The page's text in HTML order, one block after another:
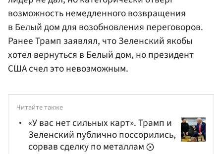
возможность немедленного возвращения
в Белый дом для возобновления переговоров.
Ранее Трамп заявлял, что Зеленский якобы
хотел вернуться в Белый дом, но президент
США счел это невозможным.
Читайте также
«У вас нет сильных карт». Трамп и
Зеленский публично поссорились,
сорвав сделку по металлам